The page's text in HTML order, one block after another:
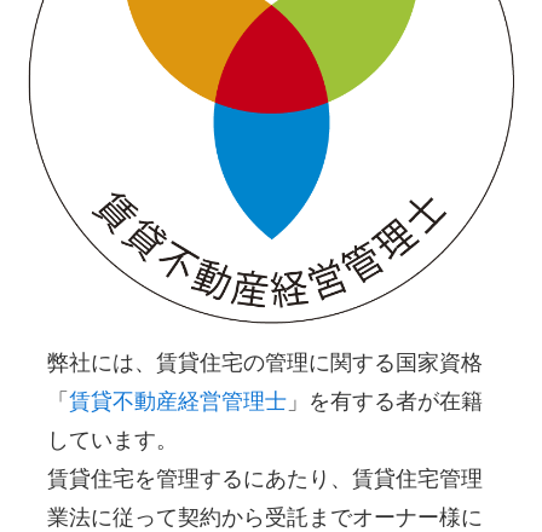
弊社には、賃貸住宅の管理に関する国家資格
「 賃貸不動産経営管理士」を有する者が在籍
しています。
賃貸住宅を管理するにあたり、賃貸住宅管理
業法に従って契約から受託までオーナー様に